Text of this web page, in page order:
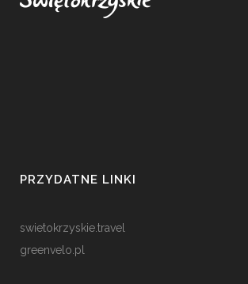
PRZYDATNE LINKI
swietokrzyskie.travel
greenvelo.pl